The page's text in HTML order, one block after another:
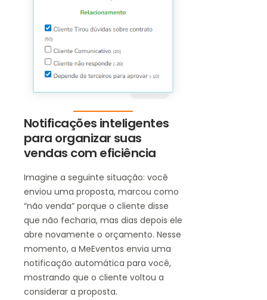
Notificações inteligentes
para organizar suas
vendas com eficiência
Imagine a seguinte situação: você
enviou uma proposta, marcou como
“não venda” porque o cliente disse
que não fecharia, mas dias depois ele
abre novamente o orçamento. Nesse
momento, a MeEventos envia uma
notificação automática para você,
mostrando que o cliente voltou a
considerar a proposta.